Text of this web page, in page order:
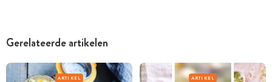
Gerelateerde artikelen
ARTIKEL ARTIKEL